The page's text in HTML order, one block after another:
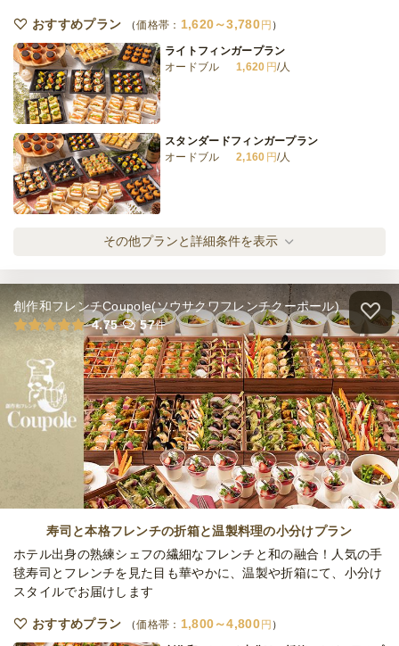
おすすめプラン 価格帯： 1,620～3,780円
ライトフィンガープラン
オードブル
1,620 円/人
スタンダードフィンガープラン
オードブル
2,160 円/人
オードブル
2,700円/人
ラグジュアリーフィンガープラン
オードブル
3,780円/人
全てのプランを見る（4件）
2日前19時
日・祝
最低ご注文金額 15,000円
その他プランと詳細条件を表示
創作和フレンチCoupole(ソウサクワフレンチクーポール)
4.75
57件
寿司と本格フレンチの折箱と温製料理の小分けプラン
ホテル出身の熟練シェフの繊細なフレンチと和の融合！人気の手
毬寿司とフレンチを見た目も華やかに、温製や折箱にて、小分け
スタイルでお届けします
おすすめプラン 価格帯： 1,800～4,800円